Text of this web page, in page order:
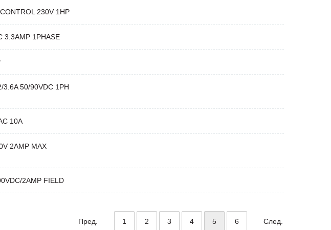
230V 1HP
3.3AMP 1PHASE
3.6A 50/90VDC 1PH
10A
2AMP MAX
2AMP FIELD
Пред. 1 2 3 4 5 6 След.